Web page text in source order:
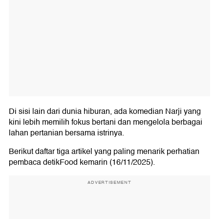
Di sisi lain dari dunia hiburan, ada komedian Narji yang
kini lebih memilih fokus bertani dan mengelola berbagai
lahan pertanian bersama istrinya.
Berikut daftar tiga artikel yang paling menarik perhatian
pembaca detikFood kemarin (16/11/2025).
ADVERTISEMENT